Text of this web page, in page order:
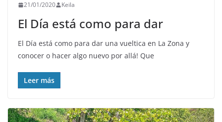
21/01/2020 Keila
El Día está como para dar
El Día está como para dar una vueltica en La Zona y
conocer o hacer algo nuevo por allá! Que
Leer más